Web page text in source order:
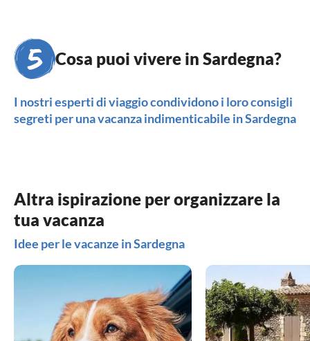
Cosa puoi vivere in Sardegna?
I nostri esperti di viaggio condividono i loro consigli
segreti per una vacanza indimenticabile in Sardegna
Altra ispirazione per organizzare la
tua vacanza
Idee per le vacanze in Sardegna